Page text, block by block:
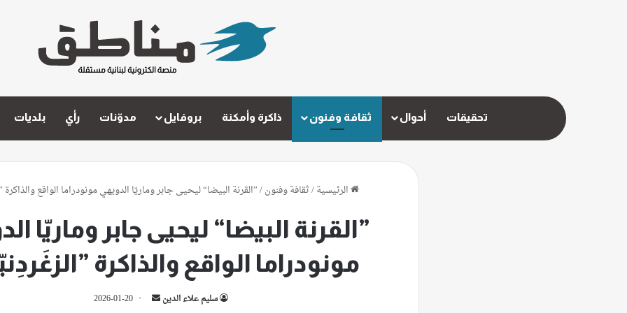
تحقيقات أحوال ثقافة وفنون ذاكرة وأمكنة بروفايل مدوّنات رأي بلديات
الرئيسية/ثقافة وفنون/”القرنة البيضا“ ليحيى جابر وماريّا الدويهي مونودراما الواقع
”القرنة البيضا“ ليحيى جابر وماريّا
مونودراما الواقع والذاكرة
سليم علاء الدين
أرسل 2026-01-20